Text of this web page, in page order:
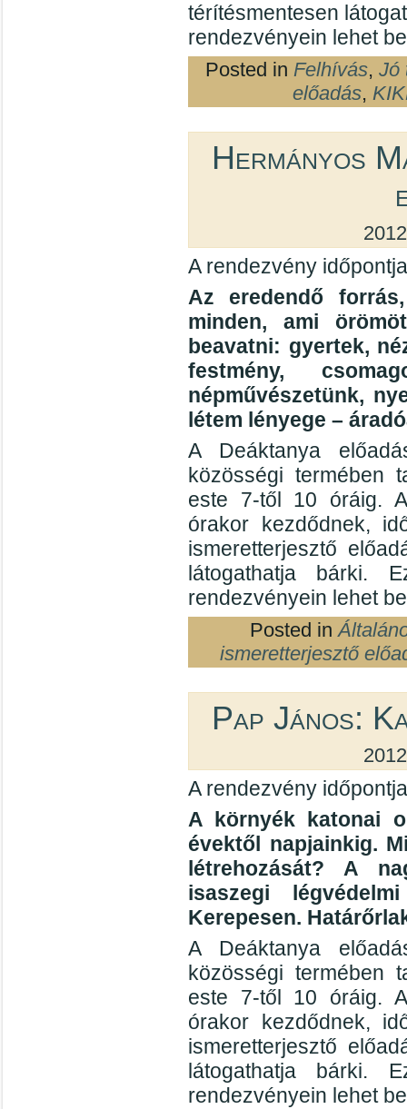
térítésmentesen
rendezvényein lehet
Posted in Felhívás, Jó
előadás,
Hermányos
A rendezvény
Az eredendő
minden, ami
beavatni: gyertek,
festmény,
népművészetünk,
létem lényege –
A Deáktanya
közösségi termében
este 7-től 10 óráig.
órakor kezdődnek,
ismeretterjesztő
látogathatja bárki.
rendezvényein lehet
Posted in
ismeretterjesztő
Pap János:
A rendezvény
A környék katonai
évektől napjainkig.
létrehozását? A
isaszegi
Kerepesen.
A Deáktanya
közösségi termében
este 7-től 10 óráig.
órakor kezdődnek,
ismeretterjesztő
látogathatja bárki.
rendezvényein lehet